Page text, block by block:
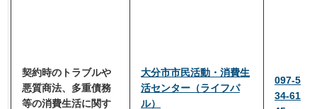
契約時のトラブルや
悪質商法、多重債務
等の消費生活に関す
大分市市民活動・消費生
活センター（ライフパ
ル）
097-5
34-61